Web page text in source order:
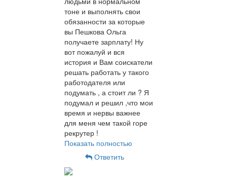
тоне и выполнять свои
обязанности за которые
вы Пешкова Ольга
получаете зарплату! Ну
вот пожалуй и вся
история и Вам соискатели
решать работать у такого
работодателя или
подумать , а стоит ли ? Я
подумал и решил ,что мои
время и нервы важнее
для меня чем такой горе
рекрутер !
Показать полностью
Ответить